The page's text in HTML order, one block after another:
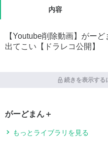
内容
【Youtube削除動画】がー
出てこい【ドラレコ公開】
続きを表示する
がーどまん＋
もっとライブラリを見る